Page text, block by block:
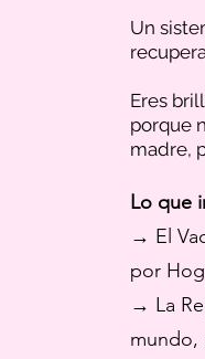
Un
Eres
porque
madre,
Lo que
→ El
por
→ La
mundo,